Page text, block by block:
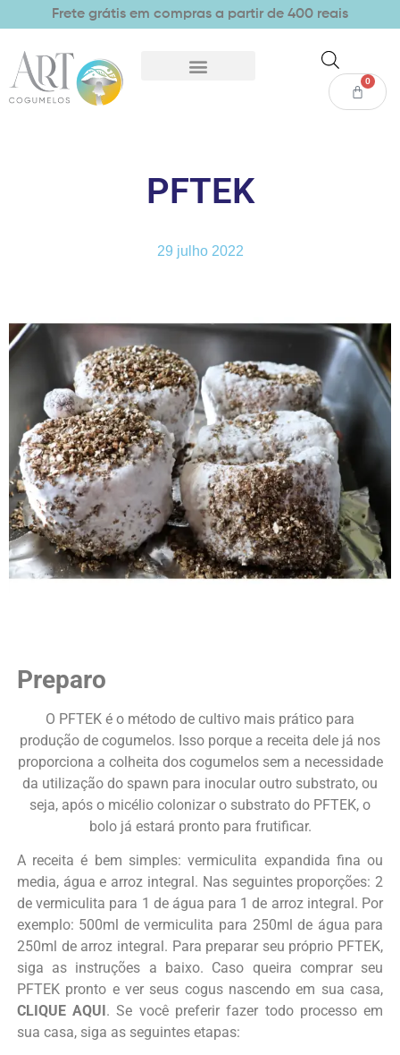
Frete grátis em compras a partir de 400 reais
0
PFTEK
29 julho 2022
Preparo
O PFTEK é o método de cultivo mais prático para
produção de cogumelos. Isso porque a receita dele já nos
proporciona a colheita dos cogumelos sem a necessidade
da utilização do spawn para inocular outro substrato, ou
seja, após o micélio colonizar o substrato do PFTEK, o
bolo já estará pronto para frutificar.
A receita é bem simples: vermiculita expandida fina ou
media, água e arroz integral. Nas seguintes proporções: 2
de vermiculita para 1 de água para 1 de arroz integral. Por
exemplo: 500ml de vermiculita para 250ml de água para
250ml de arroz integral. Para preparar seu próprio PFTEK,
siga as instruções a baixo. Caso queira comprar seu
PFTEK pronto e ver seus cogus nascendo em sua casa,
CLIQUE AQUI . Se você preferir fazer todo processo em
sua casa, siga as seguintes etapas: